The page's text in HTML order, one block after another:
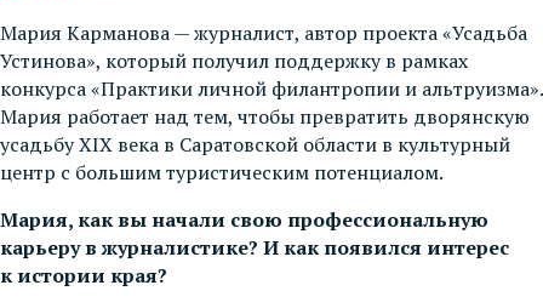
Мария Карманова — журналист, автор проекта «Усадьба
Устинова», который получил поддержку в рамках
конкурса «Практики личной филантропии и альтруизма».
Мария работает над тем, чтобы превратить дворянскую
усадьбу XIX века в Саратовской области в культурный
центр с большим туристическим потенциалом.
Мария, как вы начали свою профессиональную
карьеру в журналистике? И как появился интерес
к истории края?